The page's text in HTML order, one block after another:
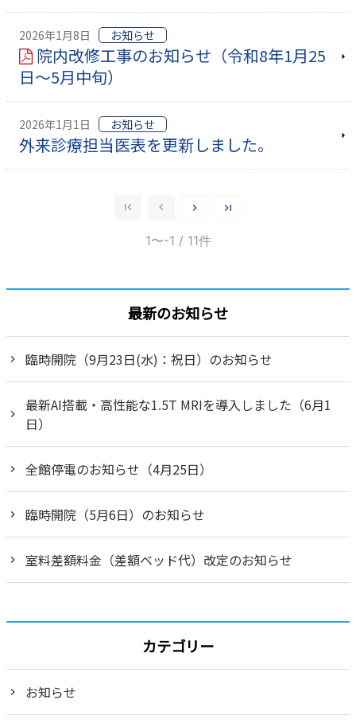
院内改修工事のお知らせ（令和8年1月25
日～5月中旬）
2026年1月8日 お知らせ
外来診療担当医表を更新しました。
2026年1月1日 お知らせ
1〜-1 / 11件
最新のお知らせ
臨時開院（9月23日(水)：祝日）のお知らせ
最新AI搭載・高性能な1.5T MRIを導入しました（6月1
日）
全館停電のお知らせ（4月25日）
臨時開院（5月6日）のお知らせ
室料差額料金（差額ベッド代）改定のお知らせ
カテゴリー
お知らせ